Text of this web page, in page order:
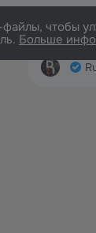
чтобы
Больше